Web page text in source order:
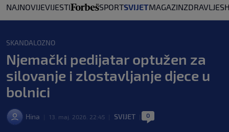
NAJNOVIJEVIJESTI SPORTSVIJETMAGAZINZDRAVLJE
SKANDALOZNO
Njemački pedijatar optužen za
silovanje i zlostavljanje djece u
bolnici
Hina 13. maj. 2026. 22:45 SVIJET 0